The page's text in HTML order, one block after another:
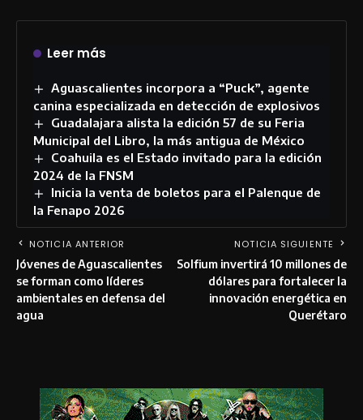
Leer más
Aguascalientes incorpora a “Puck”, agente
canina especializada en detección de explosivos
Guadalajara alista la edición 57 de su Feria
Municipal del Libro, la más antigua de México
Coahuila es el Estado invitado para la edición
2024 de la FNSM
Inicia la venta de boletos para el Palenque de
la Fenapo 2026
NOTICIA ANTERIOR
Jóvenes de Aguascalientes
se forman como líderes
ambientales en defensa del
agua
NOTICIA SIGUIENTE
Solfium invertirá 10 millones de
dólares para fortalecer la
innovación energética en
Querétaro